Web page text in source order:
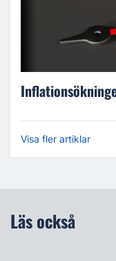
Visa fler artiklar
Läs också